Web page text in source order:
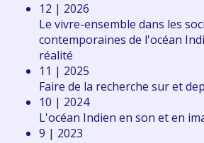
12 | 2026
Le vivre-ensemble dans les
contemporaines de l'océan
réalité
11 | 2025
Faire de la recherche sur et
10 | 2024
L'océan Indien en son et en
9 | 2023